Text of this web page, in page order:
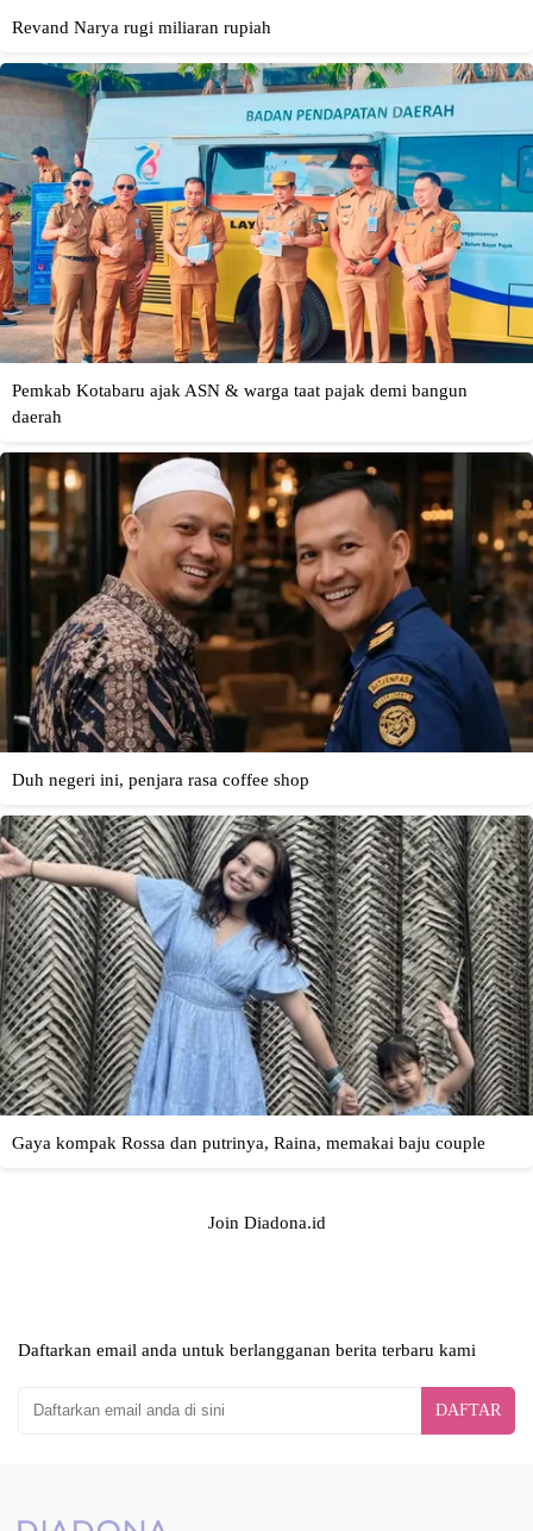
Join Diadona.id
Daftarkan email anda untuk berlangganan berita terbaru kami
DAFTAR